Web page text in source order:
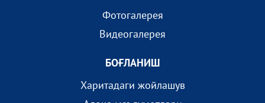
Фотогалерея
Видеогалерея
БОҒЛАНИШ
Харитадаги жойлашув